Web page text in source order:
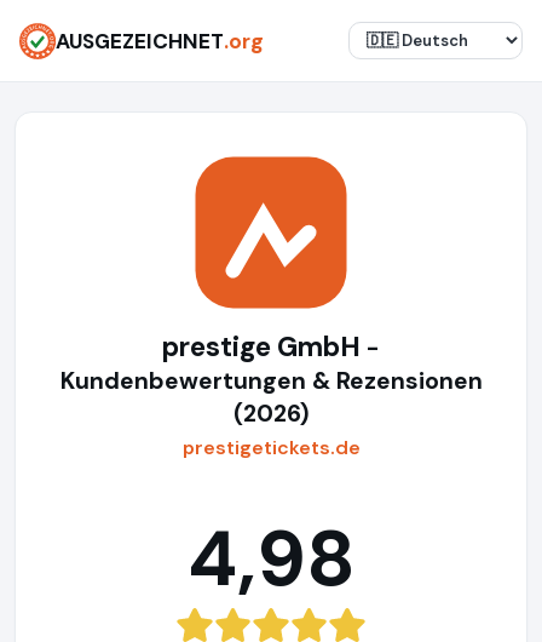
AUSGEZEICHNET.org
prestige GmbH -
Kundenbewertungen & Rezensionen
(2026)
prestigetickets.de
4,98